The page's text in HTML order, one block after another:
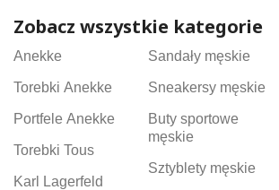
Zobacz wszystkie kategorie
Anekke
Torebki Anekke
Portfele Anekke
Torebki Tous
Karl Lagerfeld
Sandały męskie
Sneakersy męskie
Buty sportowe
męskie
Sztyblety męskie